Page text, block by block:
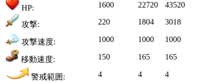
HP: 1600 22720 43520
攻撃: 220 1804 3018
攻撃速度: 1000 1000 1000
移動速度: 150 165 165
警戒範囲: 4 4 4